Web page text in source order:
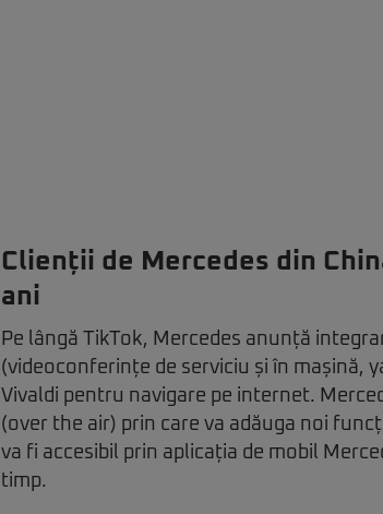
Clienții de Mercedes din
ani
Pe lângă TikTok, Mercedes anunță
(videoconferințe de serviciu și în mașină,
Vivaldi pentru navigare pe internet.
(over the air) prin care va adăuga noi
va fi accesibil prin aplicația de mobil
timp.